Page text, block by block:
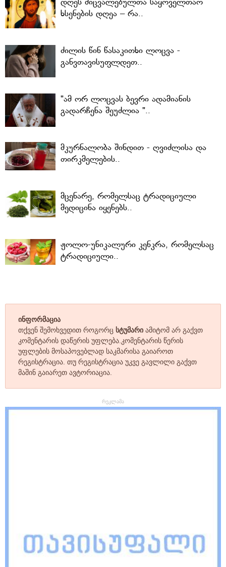
დღეს მიცვალებულთა საყოველთაო
ხსენების დღეა – რა..
ძილის წინ წასაკითხი ლოცვა -
განვთავისუფლდეთ..
"ამ ორ ლოცვას ბევრი ადამიანის
გადარჩენა შეუძლია "..
მკურნალობა შინდით - ღვიძლისა და
თირკმელების..
მცენარე, რომელსაც ტრადიციული
მედიცინა იყენებს..
ჟოლო-უნიკალური კენკრა, რომელსაც
ტრადიციული..
ინფორმაცია
თქვენ შემოხვედით როგორც სტუმარი ამიტომ არ გაქვთ
კომენტარის დაწერის უფლება.კომენტარის წერის
უფლების მოსაპოვებლად საკმარისა გაიაროთ
რეგისტრაცია. თუ რეგისტრაცია უკვე გავლილი გაქვთ
მაშინ გაიარეთ ავტორიაცია.
რეკლამა